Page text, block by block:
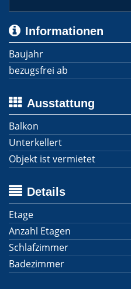
Informationen
Baujahr
bezugsfrei ab
Ausstattung
Balkon
Unterkellert
Objekt ist vermietet
Details
Etage
Anzahl Etagen
Schlafzimmer
Badezimmer